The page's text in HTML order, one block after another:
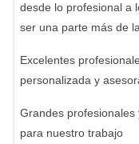
desde lo profesional a
ser una parte más de
Excelentes
personalizada y
Grandes
para nuestro trabajo